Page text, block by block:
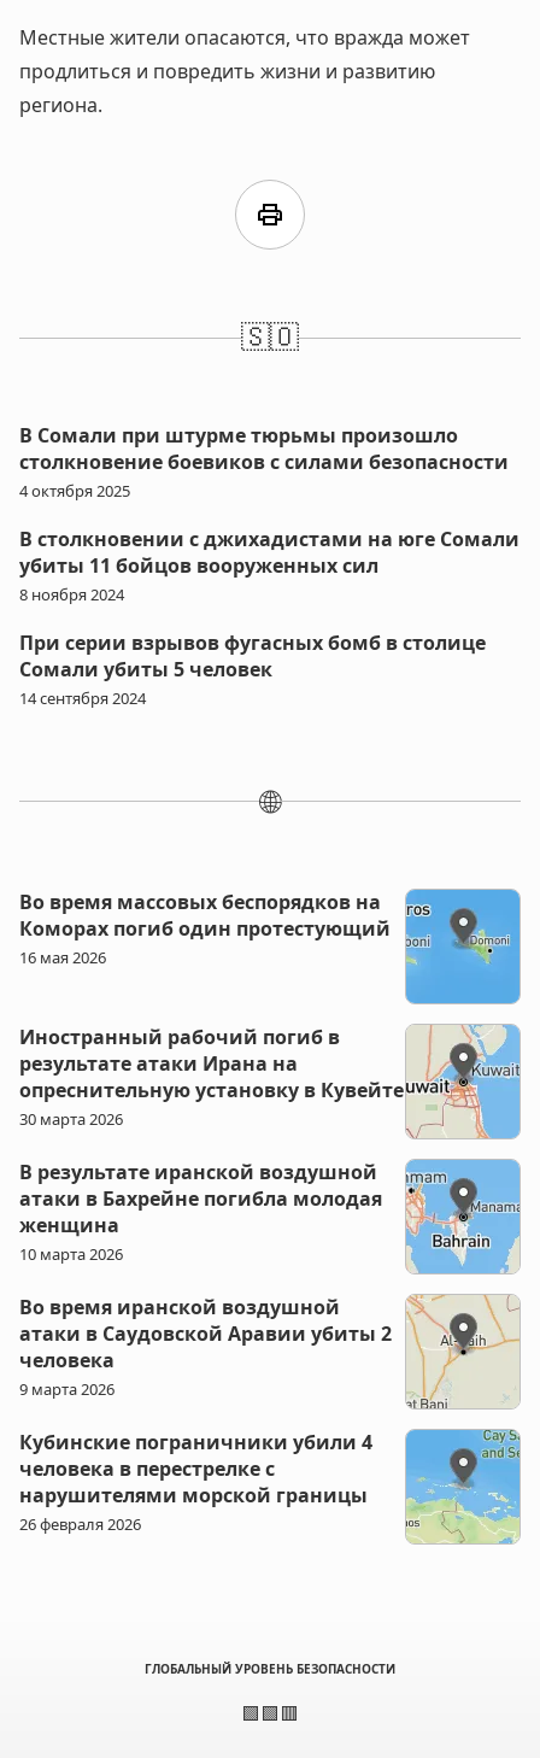
Местные жители опасаются, что вражда может
продлиться и повредить жизни и развитию
региона.
print
🇸🇴
В Сомали при штурме тюрьмы произошло
столкновение боевиков с силами безопасности
4 октября 2025
В столкновении с джихадистами на юге Сомали
убиты 11 бойцов вооруженных сил
8 ноября 2024
При серии взрывов фугасных бомб в столице
Сомали убиты 5 человек
14 сентября 2024
🌐
Во время массовых беспорядков на
Коморах погиб один протестующий
16 мая 2026
Иностранный рабочий погиб в
результате атаки Ирана на
опреснительную установку в Кувейте
30 марта 2026
В результате иранской воздушной
атаки в Бахрейне погибла молодая
женщина
10 марта 2026
Во время иранской воздушной
атаки в Саудовской Аравии убиты 2
человека
9 марта 2026
Кубинские пограничники убили 4
человека в перестрелке с
нарушителями морской границы
26 февраля 2026
ГЛОБАЛЬНЫЙ УРОВЕНЬ БЕЗОПАСНОСТИ
🟩🟩🟥